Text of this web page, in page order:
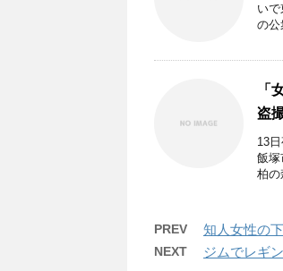
い
の公
「
盗
13
飯塚
柏の
PREV 知人女性の
NEXT ジムでレギ